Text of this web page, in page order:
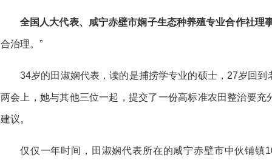
全国人大代表、咸宁赤壁市娴子生态种养殖专业合作社理
合治理。”
34岁的田淑娴代表，读的是捕捞学专业的硕士，27岁回
两会上，她与其他三位一起，提交了一份高标准农田整治要
建议。
仅仅一年时间，田淑娴代表所在的咸宁赤壁市中伙铺镇